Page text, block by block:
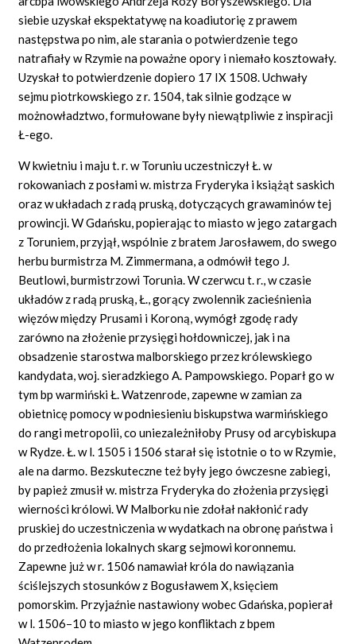
siebie uzyskał ekspektatywę na koadiutorię z prawem
następstwa po nim, ale starania o potwierdzenie tego
natrafiały w Rzymie na poważne opory i niemało kosztowały.
Uzyskał to potwierdzenie dopiero 17 IX 1508. Uchwały
sejmu piotrkowskiego z r. 1504, tak silnie godzące w
możnowładztwo, formułowane były niewątpliwie z inspiracji
Ł-ego.
W kwietniu i maju t. r. w Toruniu uczestniczył Ł. w
rokowaniach z posłami w. mistrza Fryderyka i książąt saskich
oraz w układach z radą pruską, dotyczących grawaminów tej
prowincji. W Gdańsku, popierając to miasto w jego zatargach
z Toruniem, przyjął, wspólnie z bratem Jarosławem, do swego
herbu burmistrza M. Zimmermana, a odmówił tego J.
Beutlowi, burmistrzowi Torunia. W czerwcu t. r., w czasie
układów z radą pruską, Ł., gorący zwolennik zacieśnienia
więzów między Prusami i Koroną, wymógł zgodę rady
zarówno na złożenie przysięgi hołdowniczej, jak i na
obsadzenie starostwa malborskiego przez królewskiego
kandydata, woj. sieradzkiego A. Pampowskiego. Poparł go w
tym bp warmiński Ł. Watzenrode, zapewne w zamian za
obietnicę pomocy w podniesieniu biskupstwa warmińskiego
do rangi metropolii, co uniezależniłoby Prusy od arcybiskupa
w Rydze. Ł. w l. 1505 i 1506 starał się istotnie o to w Rzymie,
ale na darmo. Bezskuteczne też były jego ówczesne zabiegi,
by papież zmusił w. mistrza Fryderyka do złożenia przysięgi
wierności królowi. W Malborku nie zdołał nakłonić rady
pruskiej do uczestniczenia w wydatkach na obronę państwa i
do przedłożenia lokalnych skarg sejmowi koronnemu.
Zapewne już w r. 1506 namawiał króla do nawiązania
ściślejszych stosunków z Bogusławem X, księciem
pomorskim. Przyjaźnie nastawiony wobec Gdańska, popierał
w l. 1506–10 to miasto w jego konfliktach z bpem